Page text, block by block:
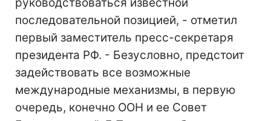
последовательной позицией, - отметил
первый заместитель пресс-секретаря
президента РФ. - Безусловно, предстоит
задействовать все возможные
международные механизмы, в первую
очередь, конечно ООН и ее Совет